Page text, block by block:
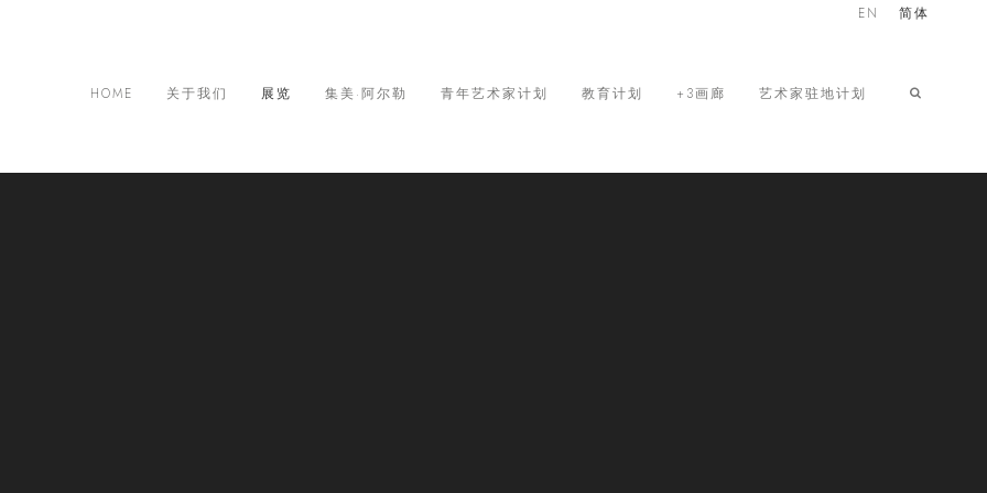
HOME 关于我们 展览 集美·阿尔勒 青年艺术家计划 教育计划 +3画廊 艺术家驻地计划
EN 简体